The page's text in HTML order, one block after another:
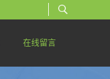
在线留言